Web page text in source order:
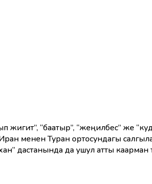
“баатыр”, “жеңилбес” же
менен Туран ортосундагы
дастанында да ушул атты каарман